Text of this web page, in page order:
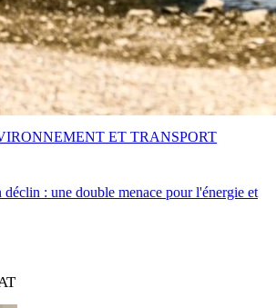
: une double menace pour l'énergie et
ET TRANSPORT